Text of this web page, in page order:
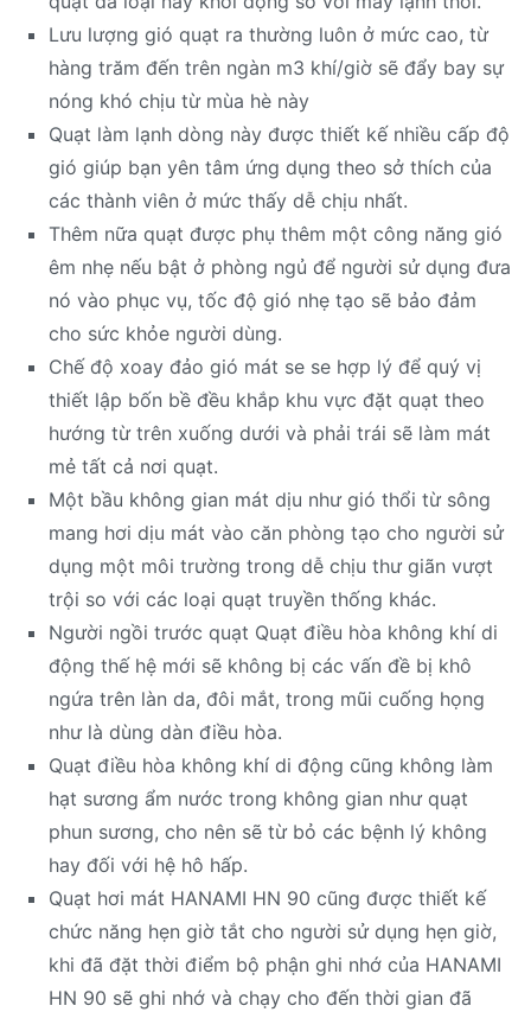
Lưu lượng gió quạt ra thường luôn ở mức cao, từ
hàng trăm đến trên ngàn m3 khí/giờ sẽ đẩy bay sự
nóng khó chịu từ mùa hè này
Quạt làm lạnh dòng này được thiết kế nhiều cấp độ
gió giúp bạn yên tâm ứng dụng theo sở thích của
các thành viên ở mức thấy dễ chịu nhất.
Thêm nữa quạt được phụ thêm một công năng gió
êm nhẹ nếu bật ở phòng ngủ để người sử dụng đưa
nó vào phục vụ, tốc độ gió nhẹ tạo sẽ bảo đảm
cho sức khỏe người dùng.
Chế độ xoay đảo gió mát se se hợp lý để quý vị
thiết lập bốn bề đều khắp khu vực đặt quạt theo
hướng từ trên xuống dưới và phải trái sẽ làm mát
mẻ tất cả nơi quạt.
Một bầu không gian mát dịu như gió thổi từ sông
mang hơi dịu mát vào căn phòng tạo cho người sử
dụng một môi trường trong dễ chịu thư giãn vượt
trội so với các loại quạt truyền thống khác.
Người ngồi trước quạt Quạt điều hòa không khí di
động thế hệ mới sẽ không bị các vấn đề bị khô
ngứa trên làn da, đôi mắt, trong mũi cuống họng
như là dùng dàn điều hòa.
Quạt điều hòa không khí di động cũng không làm
hạt sương ẩm nước trong không gian như quạt
phun sương, cho nên sẽ từ bỏ các bệnh lý không
hay đối với hệ hô hấp.
Quạt hơi mát HANAMI HN 90 cũng được thiết kế
chức năng hẹn giờ tắt cho người sử dụng hẹn giờ,
khi đã đặt thời điểm bộ phận ghi nhớ của HANAMI
HN 90 sẽ ghi nhớ và chạy cho đến thời gian đã